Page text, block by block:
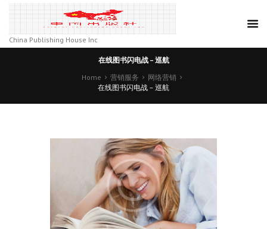
China Publishing House Inc
在线图书闪电战 – 巡航
Home
营销服务
网络营销
在线图书闪电战 – 巡航